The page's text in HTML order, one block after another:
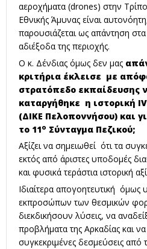
αεροχήματα (drones) στην
Εθνικής Άμυνας είναι
παρουσιάζεται ως απάντηση
αδιέξοδα της περιοχής.
Ο κ. Δένδιας όμως δεν μας
κριτήρια έκλεισε με
στρατόπεδο εκπαίδευσης
καταργήθηκε η ιστορική IV
(ΔΙΚΕ Πελοποννήσου) και
το 11ο Σύνταγμα Πεζικού;
Αξίζει να σημειωθεί ότι τα
εκτός από άριστες υποδομές
και φυσικά τεράστια ιστορική
Ιδιαίτερα απογοητευτική
εκπροσώπων των θεσμικών
διεκδικήσουν λύσεις, να
προβλήματα της Αρκαδίας και
συγκεκριμένες δεσμεύσεις